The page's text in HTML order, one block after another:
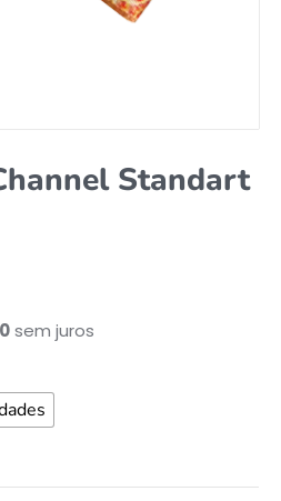
Standart
sem juros